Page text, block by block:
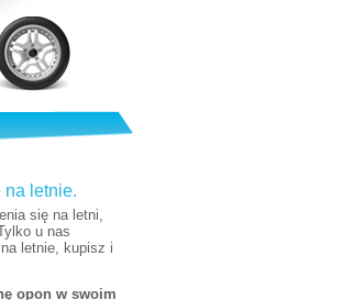
na letnie.
się na letni,
u nas
letnie, kupisz i
opon w swoim